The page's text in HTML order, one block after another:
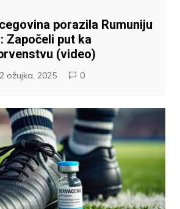
porazila Rumuniju
Započeli put ka
(video)
ožujka, 2025 0